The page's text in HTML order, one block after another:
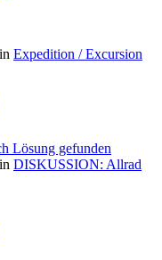
Expedition / Excursion
Lösung gefunden
DISKUSSION: Allrad